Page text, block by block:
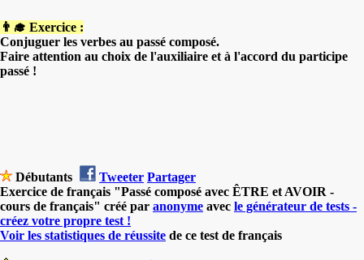
👨‍🎓 Exercice :
Conjuguer les verbes au passé composé.
Faire attention au choix de l'auxiliaire et à l'accord du participe
passé !
Débutants Tweeter Partager
Exercice de français "Passé composé avec ÊTRE et AVOIR -
cours de français" créé par anonyme avec le générateur de tests -
créez votre propre test !
Voir les statistiques de réussite de ce test de français